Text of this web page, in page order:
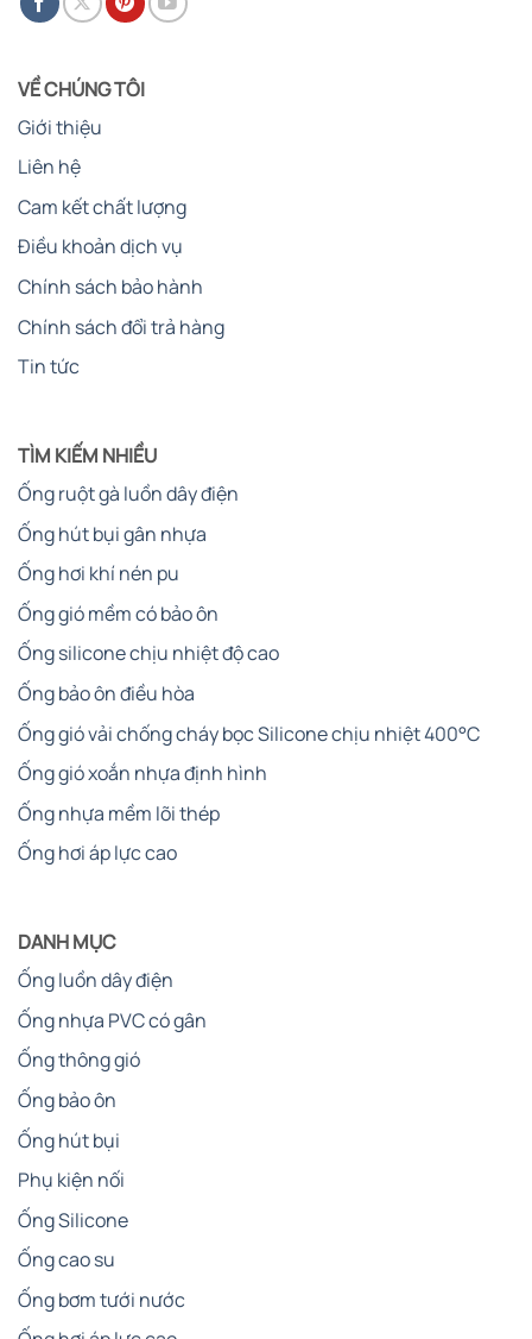
VỀ CHÚNG TÔI
Giới thiệu
Liên hệ
Cam kết chất lượng
Điều khoản dịch vụ
Chính sách bảo hành
Chính sách đổi trả hàng
Tin tức
TÌM KIẾM NHIỀU
Ống ruột gà luồn dây điện
Ống hút bụi gân nhựa
Ống hơi khí nén pu
Ống gió mềm có bảo ôn
Ống silicone chịu nhiệt độ cao
Ống bảo ôn điều hòa
Ống gió vải chống cháy bọc Silicone chịu nhiệt 400°C
Ống gió xoắn nhựa định hình
Ống nhựa mềm lõi thép
Ống hơi áp lực cao
DANH MỤC
Ống luồn dây điện
Ống nhựa PVC có gân
Ống thông gió
Ống bảo ôn
Ống hút bụi
Phụ kiện nối
Ống Silicone
Ống cao su
Ống bơm tưới nước